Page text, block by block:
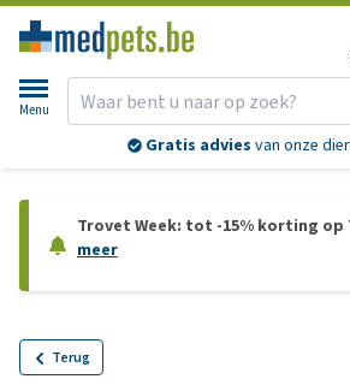
Menu
Gratis advies van onze
Trovet Week: tot -15% korting op
meer
Terug